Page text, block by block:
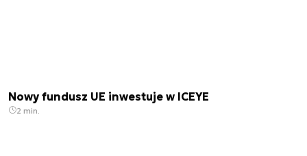
Nowy fundusz UE inwestuje w ICEYE
2 min.